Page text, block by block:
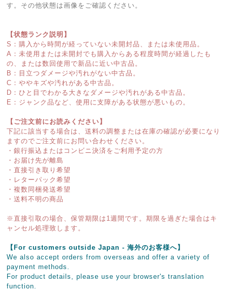
す。その他状態は画像をご確認ください。
【状態ランク説明】
S：購入から時間が経っていない未開封品、または未使用品。
A：未使用または未開封でも購入からある程度時間が経過したも
の、または数回使用で新品に近い中古品。
B：目立つダメージや汚れがない中古品。
C：ややキズや汚れがある中古品。
D：ひと目でわかる大きなダメージや汚れがある中古品。
E：ジャンク品など、使用に支障がある状態が悪いもの。
【ご注文前にお読みください】
下記に該当する場合は、送料の調整または在庫の確認が必要になり
ますのでご注文前にお問い合わせください。
・銀行振込またはコンビニ決済をご利用予定の方
・お届け先が離島
・直接引き取り希望
・レターパック希望
・複数同梱発送希望
・送料不明の商品
※直接引取の場合、保管期限は1週間です。期限を過ぎた場合はキ
ャンセル処理致します。
【For customers outside Japan - 海外のお客様へ】
We also accept orders from overseas and offer a variety of
payment methods.
For product details, please use your browser's translation
function.